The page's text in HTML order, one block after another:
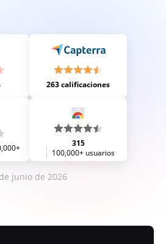
263 calificaciones
315
100,000+ usuarios
junio de 2026